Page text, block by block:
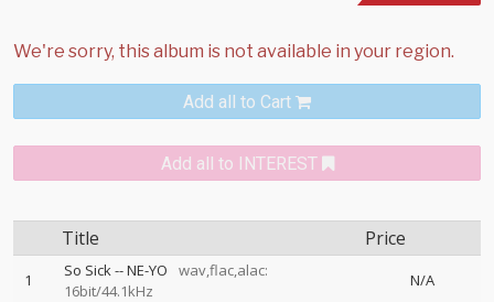
Add all to Cart
Add all to INTEREST
Title Price
1 So Sick--NE-YO
wav,flac,alac:
16bit/44.1kHz
N/A